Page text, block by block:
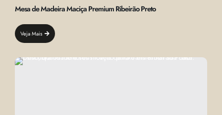
Mesa de Madeira Maciça Premium Ribeirão Preto
Veja Mais